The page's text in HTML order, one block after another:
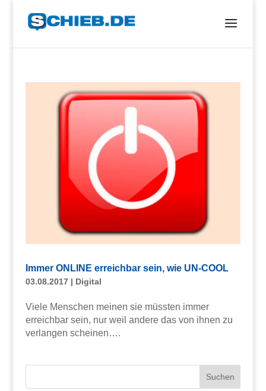
Immer ONLINE erreichbar sein, wie UN-COOL
03.08.2017| Digital
Viele Menschen meinen sie müssten immer
erreichbar sein, nur weil andere das von ihnen zu
verlangen scheinen….